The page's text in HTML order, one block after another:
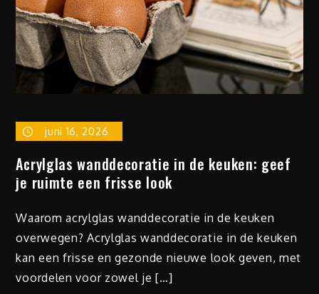
juni 16, 2026
Acrylglas wanddecoratie in de keuken: geef
je ruimte een frisse look
Waarom acrylglas wanddecoratie in de keuken
overwegen? Acrylglas wanddecoratie in de keuken
kan een frisse en gezonde nieuwe look geven, met
voordelen voor zowel je […]